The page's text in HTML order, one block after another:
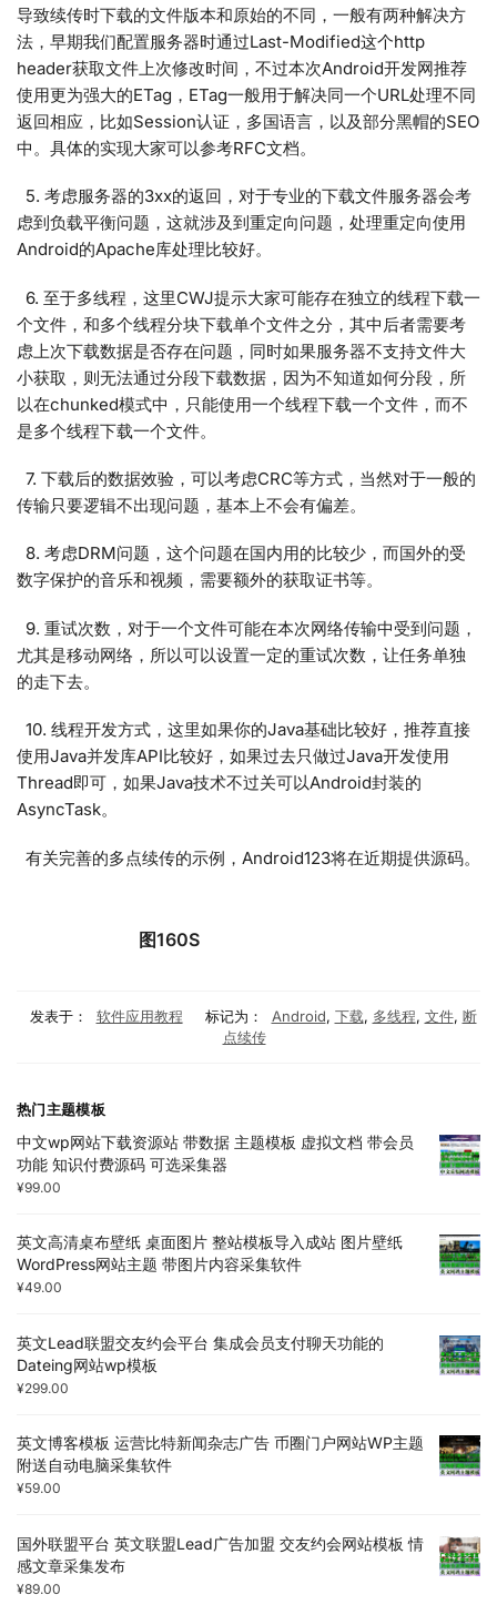
导致续传时下载的文件版本和原始的不同，一般有两种解决方
法，早期我们配置服务器时通过Last-Modified这个http
header获取文件上次修改时间，不过本次Android开发网推荐
使用更为强大的ETag，ETag一般用于解决同一个URL处理不同
返回相应，比如Session认证，多国语言，以及部分黑帽的SEO
中。具体的实现大家可以参考RFC文档。
5. 考虑服务器的3xx的返回，对于专业的下载文件服务器会考
虑到负载平衡问题，这就涉及到重定向问题，处理重定向使用
Android的Apache库处理比较好。
6. 至于多线程，这里CWJ提示大家可能存在独立的线程下载一
个文件，和多个线程分块下载单个文件之分，其中后者需要考
虑上次下载数据是否存在问题，同时如果服务器不支持文件大
小获取，则无法通过分段下载数据，因为不知道如何分段，所
以在chunked模式中，只能使用一个线程下载一个文件，而不
是多个线程下载一个文件。
7. 下载后的数据效验，可以考虑CRC等方式，当然对于一般的
传输只要逻辑不出现问题，基本上不会有偏差。
8. 考虑DRM问题，这个问题在国内用的比较少，而国外的受
数字保护的音乐和视频，需要额外的获取证书等。
9. 重试次数，对于一个文件可能在本次网络传输中受到问题，
尤其是移动网络，所以可以设置一定的重试次数，让任务单独
的走下去。
10. 线程开发方式，这里如果你的Java基础比较好，推荐直接
使用Java并发库API比较好，如果过去只做过Java开发使用
Thread即可，如果Java技术不过关可以Android封装的
AsyncTask。
有关完善的多点续传的示例，Android123将在近期提供源码。
图160S
发表于： 软件应用教程 标记为： Android, 下载, 多线程, 文件, 断
点续传
热门主题模板
中文wp网站下载资源站 带数据 主题模板 虚拟文档 带会员
功能 知识付费源码 可选采集器
¥99.00
英文高清桌布壁纸 桌面图片 整站模板导入成站 图片壁纸
WordPress网站主题 带图片内容采集软件
¥49.00
英文Lead联盟交友约会平台 集成会员支付聊天功能的
Dateing网站wp模板
¥299.00
英文博客模板 运营比特新闻杂志广告 币圈门户网站WP主题
附送自动电脑采集软件
¥59.00
国外联盟平台 英文联盟Lead广告加盟 交友约会网站模板 情
感文章采集发布
¥89.00